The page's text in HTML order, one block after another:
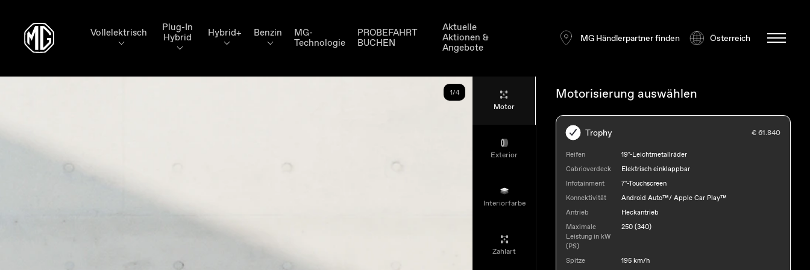
Vollelektrisch
Plug-In
Hybrid+ Benzin
MG-
Technologie
PROBEFAHRT
BUCHEN
Aktuelle
Aktionen &
Angebote
MG Händlerpartner finden Österreich
1/4
Motor
Exterior
Interiorfarbe
Zahlart
Motorisierung auswählen
Trophy € 61.840
Reifen
19"-Leichtmetallräder
Cabrioverdeck
Elektrisch einklappbar
Infotainment
7"-Touchscreen
Konnektivität
Android Auto™/ Apple Car Play™
Antrieb
Heckantrieb
Maximale
Leistung in kW
(PS)
250 (340)
Spitze 195 km/h